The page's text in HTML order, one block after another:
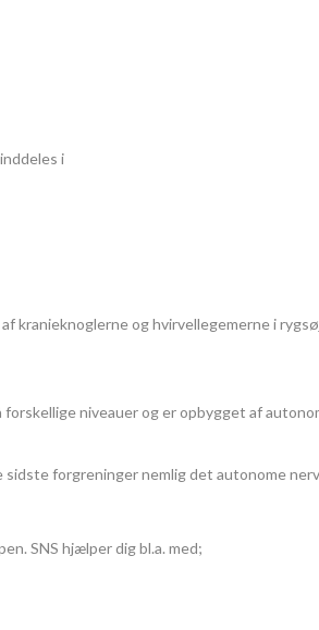
i
og hvirvellegemerne i
niveauer og er opbygget af
forgreninger nemlig det autonome
SNS hjælper dig bl.a. med;